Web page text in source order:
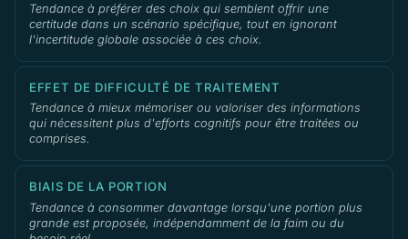
Tendance à préférer des choix qui semblent offrir une
certitude dans un scénario spécifique, tout en ignorant
l'incertitude globale associée à ces choix.
EFFET DE DIFFICULTÉ DE TRAITEMENT
Tendance à mieux mémoriser ou valoriser des informations
qui nécessitent plus d'efforts cognitifs pour être traitées ou
comprises.
BIAIS DE LA PORTION
Tendance à consommer davantage lorsqu'une portion plus
grande est proposée, indépendamment de la faim ou du